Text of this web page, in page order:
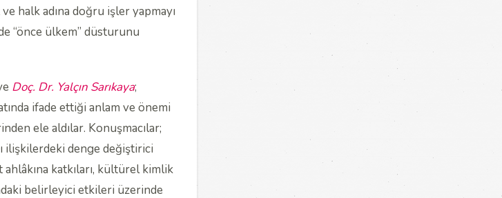
halk adına doğru işler yapmayı
“önce ülkem” düsturunu
Doç. Dr. Yalçın Sarıkaya;
ifade ettiği anlam ve önemi
ele aldılar. Konuşmacılar;
ilişkilerdeki denge değiştirici
katkıları, kültürel kimlik
belirleyici etkileri üzerinde